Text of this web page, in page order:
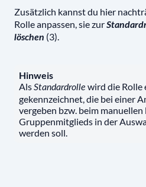
Zusätzlich kannst du hier
Rolle anpassen, sie zur
löschen (3).
Hinweis
AlsStandardrolle wird die Rolle
gekennzeichnet, die bei einer
vergeben bzw. beim
Gruppenmitglieds in der
werden soll.